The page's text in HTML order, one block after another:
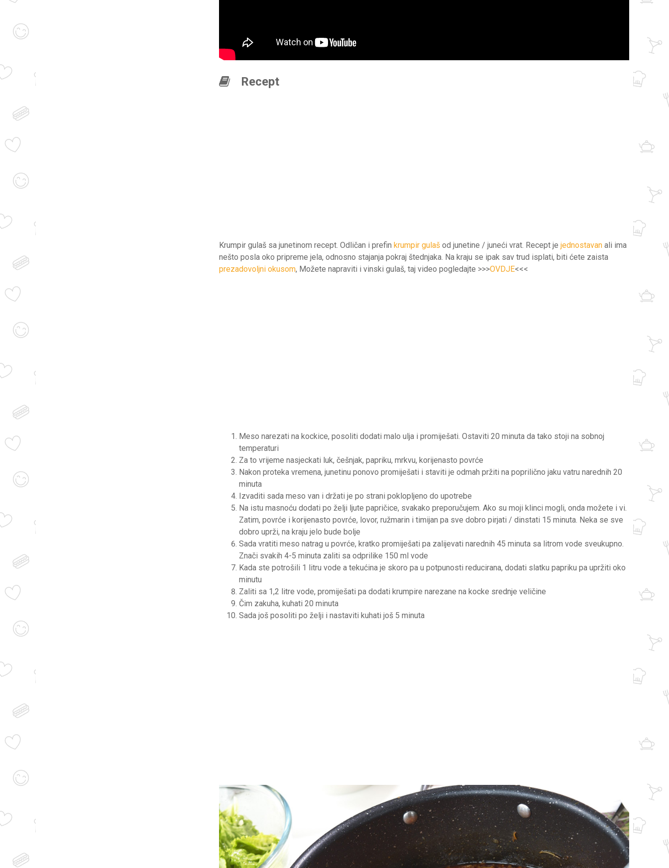
Recept
Krumpir gulaš sa junetinom recept. Odličan i prefin krumpir gulaš od junetine / juneći vrat. Recept je jednostavan ali ima
nešto posla oko pripreme jela, odnosno stajanja pokraj štednjaka. Na kraju se ipak sav trud isplati, biti ćete zaista
prezadovoljni okusom, Možete napraviti i vinski gulaš, taj video pogledajte >>>OVDJE<<<
Meso narezati na kockice, posoliti dodati malo ulja i promiješati. Ostaviti 20 minuta da tako stoji na sobnoj
temperaturi
Za to vrijeme nasjeckati luk, češnjak, papriku, mrkvu, korijenasto povrće
Nakon proteka vremena, junetinu ponovo promiješati i staviti je odmah pržiti na poprilično jaku vatru narednih 20
minuta
Izvaditi sada meso van i držati je po strani poklopljeno do upotrebe
Na istu masnoću dodati po želji ljute papričice, svakako preporučujem. Ako su moji klinci mogli, onda možete i vi.
Zatim, povrće i korijenasto povrće, lovor, ružmarin i timijan pa sve dobro pirjati / dinstati 15 minuta. Neka se sve
dobro uprži, na kraju jelo bude bolje
Sada vratiti meso natrag u povrće, kratko promiješati pa zalijevati narednih 45 minuta sa litrom vode sveukupno.
Znači svakih 4-5 minuta zaliti sa odprilike 150 ml vode
Kada ste potrošili 1 litru vode a tekućina je skoro pa u potpunosti reducirana, dodati slatku papriku pa upržiti oko
minutu
Zaliti sa 1,2 litre vode, promiješati pa dodati krumpire narezane na kocke srednje veličine
Čim zakuha, kuhati 20 minuta
Sada još posoliti po želji i nastaviti kuhati još 5 minuta